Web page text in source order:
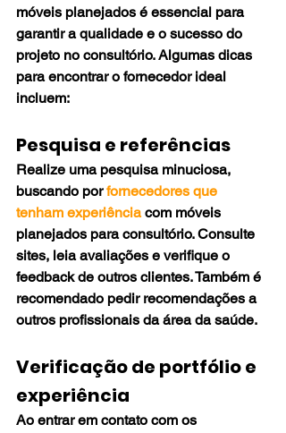
móveis planejados é essencial para
garantir a qualidade e o sucesso do
projeto no consultório. Algumas dicas
para encontrar o fornecedor ideal
incluem:
Pesquisa e referências
Realize uma pesquisa minuciosa,
buscando por fornecedores que
tenham experiência com móveis
planejados para consultório. Consulte
sites, leia avaliações e verifique o
feedback de outros clientes. Também é
recomendado pedir recomendações a
outros profissionais da área da saúde.
Verificação de portfólio e
experiência
Ao entrar em contato com os